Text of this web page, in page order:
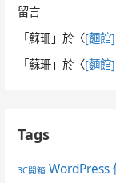
留言
「蘇珊 」於〈[麵館
「蘇珊 」於〈[麵館
Tags
3C開箱 WordPress